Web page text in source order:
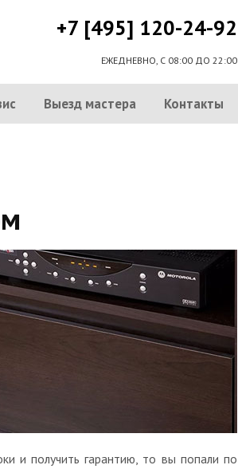
+7 [495] 120-24-92
ЕЖЕДНЕВНО, С 08:00 ДО 22:00
Выезд мастера Контакты
и получить гарантию, то вы попали по